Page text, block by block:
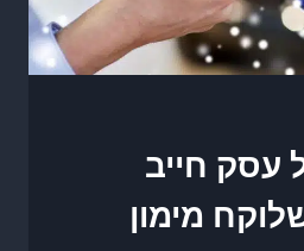
עסק חייב
מימון